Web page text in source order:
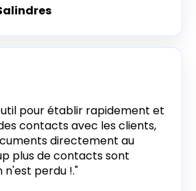
pour établir rapidement et
contacts avec les clients,
directement au
plus de contacts sont
n'est perdu !."